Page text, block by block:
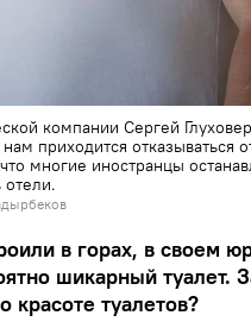
компании Сергей
нам приходится отказываться
многие иностранцы
отели.
в горах, в своем
шикарный туалет.
красоте туалетов?